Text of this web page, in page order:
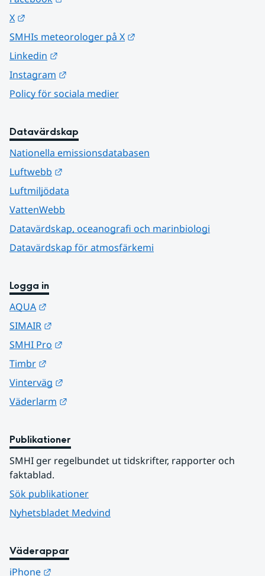
X
SMHIs meteorologer på X
Linkedin
Instagram
Policy för sociala medier
Datavärdskap
Nationella emissionsdatabasen
Luftwebb
Luftmiljödata
VattenWebb
Datavärdskap, oceanografi och marinbiologi
Datavärdskap för atmosfärkemi
Logga in
AQUA
SIMAIR
SMHI Pro
Timbr
Vinterväg
Väderlarm
Publikationer
SMHI ger regelbundet ut tidskrifter, rapporter och
faktablad.
Sök publikationer
Nyhetsbladet Medvind
Väderappar
iPhone